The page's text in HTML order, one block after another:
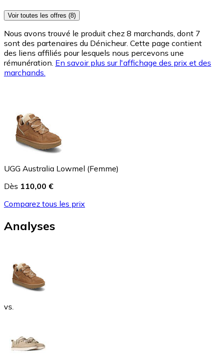
Voir toutes les offres (8)
Nous avons trouvé le produit chez 8 marchands, dont 7
sont des partenaires du Dénicheur. Cette page contient
des liens affiliés pour lesquels nous percevons une
rémunération. En savoir plus sur l'affichage des prix et des
marchands.
UGG Australia Lowmel (Femme)
Dès 110,00 €
Comparez tous les prix
Analyses
vs.